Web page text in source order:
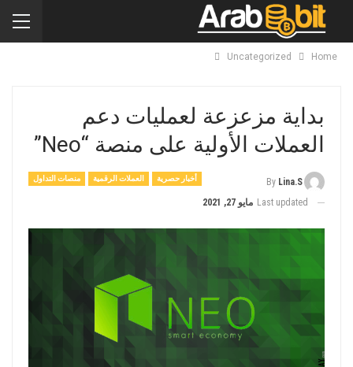
Home
Uncategorized
بداية مزعزعة لعمليات دعم
العملات الأولية على منصة “Neo”
أخبار حصرية العملات الرقمية منصات التداول By Lina.s
Last updated مايو 27, 2021